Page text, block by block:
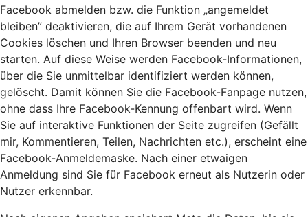
Facebook abmelden bzw. die Funktion „angemeldet
bleiben” deaktivieren, die auf Ihrem Gerät vorhandenen
Cookies löschen und Ihren Browser beenden und neu
starten. Auf diese Weise werden Facebook-Informationen,
über die Sie unmittelbar identifiziert werden können,
gelöscht. Damit können Sie die Facebook-Fanpage nutzen,
ohne dass Ihre Facebook-Kennung offenbart wird. Wenn
Sie auf interaktive Funktionen der Seite zugreifen (Gefällt
mir, Kommentieren, Teilen, Nachrichten etc.), erscheint eine
Facebook-Anmeldemaske. Nach einer etwaigen
Anmeldung sind Sie für Facebook erneut als Nutzerin oder
Nutzer erkennbar.